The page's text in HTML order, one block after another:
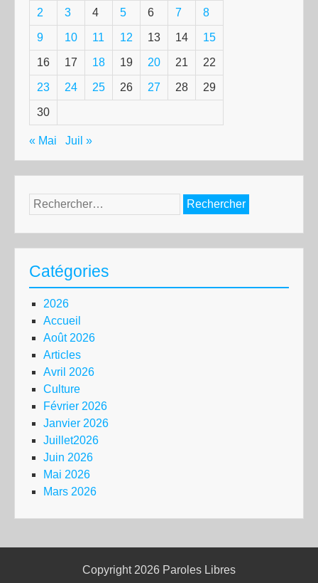
2 3 4 5 6 7 8
9 10 11 12 13 14 15
16 17 18 19 20 21 22
23 24 25 26 27 28 29
30
« Mai Juil »
Rechercher :
Catégories
2026
Accueil
Août 2026
Articles
Avril 2026
Culture
Février 2026
Janvier 2026
Juillet2026
Juin 2026
Mai 2026
Mars 2026
Copyright 2026 Paroles Libres